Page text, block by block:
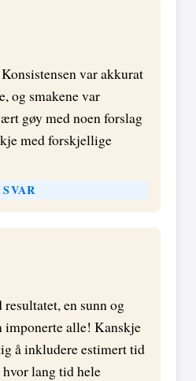
var akkurat
og smakene var
gøy med noen forslag
med forskjellige
SVAR
en sunn og
imponerte alle! Kanskje
å inkludere estimert tid
hvor lang tid hele